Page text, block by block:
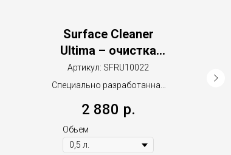
Surface Cleaner
Ultima – очистка
поверхности перед
герметизацией /
Артикул: SFRU10022
Специально разработанная
поверхностей
2 880 р.
Обьем